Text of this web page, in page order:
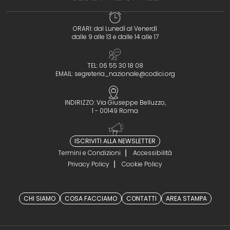
ORARI: dal Lunedì al Venerdì
dalle 9 alle 13 e dalle 14 alle 17
TEL: 06 55 30 18 08
EMAIL: segreteria_nazionale@codici.org
INDIRIZZO: Via Giuseppe Belluzzo,
1 - 00149 Roma
ISCRIVITI ALLA NEWSLETTER
Termini e Condizioni
Accessibilità
Privacy Policy
Cookie Policy
CHI SIAMO COSA FACCIAMO CONTATTI AREA STAMPA